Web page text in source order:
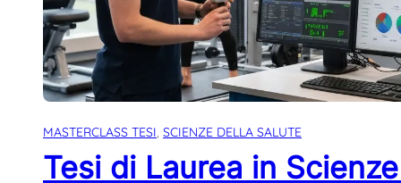
MASTERCLASS TESI, SCIENZE DELLA SALUTE
Tesi di Laurea in